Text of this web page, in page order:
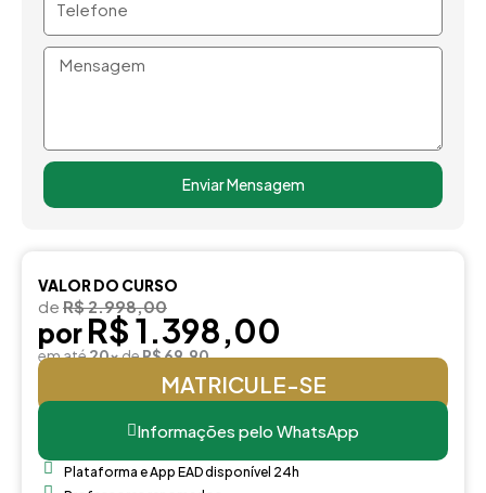
Mensagem
Enviar Mensagem
VALOR DO CURSO
de R$ 2.998,00
por R$ 1.398,00
em até20xdeR$ 69,90
MATRICULE-SE
Informações pelo WhatsApp
Plataforma e App EAD disponível 24h